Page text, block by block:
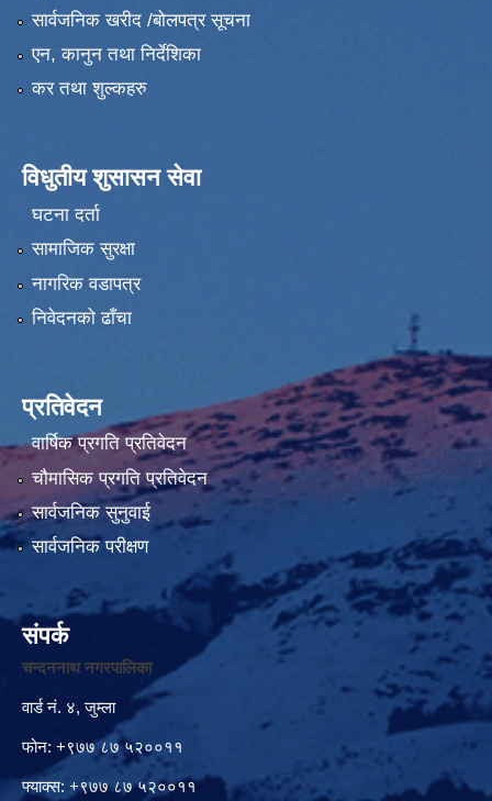
सार्वजनिक खरीद /बोलपत्र सूचना
एन, कानुन तथा निर्देशिका
कर तथा शुल्कहरु
विधुतीय शुसासन सेवा
घटना दर्ता
सामाजिक सुरक्षा
नागरिक वडापत्र
निवेदनको ढाँचा
प्रतिवेदन
वार्षिक प्रगति प्रतिवेदन
चौमासिक प्रगति प्रतिवेदन
सार्वजनिक सुनुवाई
सार्वजनिक परीक्षण
संपर्क
चन्दननाथ नगरपालिका
वार्ड नं. ४, जुम्ला
फोन: +९७७ ८७ ५२००११
फ्याक्स: +९७७ ८७ ५२००११